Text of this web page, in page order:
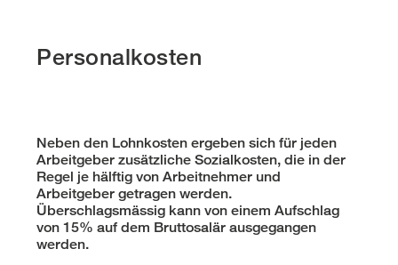
Personalkosten
Neben den Lohnkosten ergeben sich für jeden
Arbeitgeber zusätzliche Sozialkosten, die in der
Regel je hälftig von Arbeitnehmer und
Arbeitgeber getragen werden.
Überschlagsmässig kann von einem Aufschlag
von 15% auf dem Bruttosalär ausgegangen
werden.